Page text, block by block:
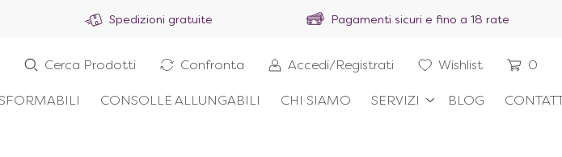
Spedizioni gratuite Pagamenti sicuri e fino a 18 rate
CONSOLLE ALLUNGABILI CHI SIAMO SERVIZI BLOG
Cerca Prodotti Confronta Accedi/Registrati Wishlist 0